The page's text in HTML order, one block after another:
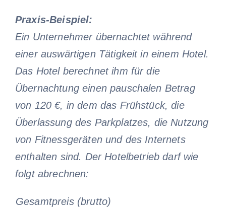
Praxis-Beispiel:
Ein Unternehmer übernachtet während
einer auswärtigen Tätigkeit in einem Hotel.
Das Hotel berechnet ihm für die
Übernachtung einen pauschalen Betrag
von 120 €, in dem das Frühstück, die
Überlassung des Parkplatzes, die Nutzung
von Fitnessgeräten und des Internets
enthalten sind. Der Hotelbetrieb darf wie
folgt abrechnen:
Gesamtpreis (brutto)